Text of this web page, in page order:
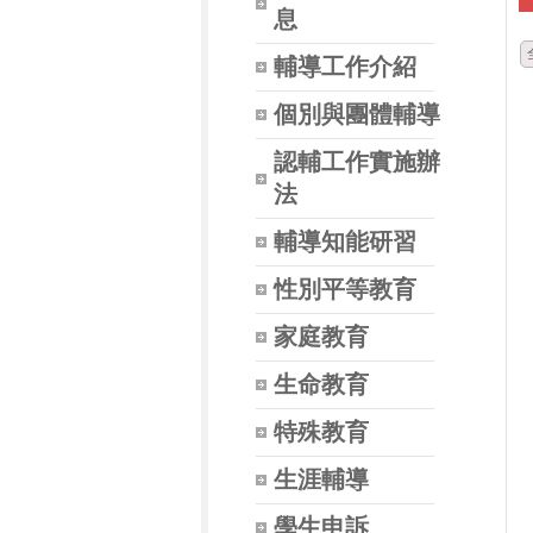
息
輔導工作介紹
個別與團體輔導
認輔工作實施辦
法
輔導知能研習
性別平等教育
家庭教育
生命教育
特殊教育
生涯輔導
學生申訴